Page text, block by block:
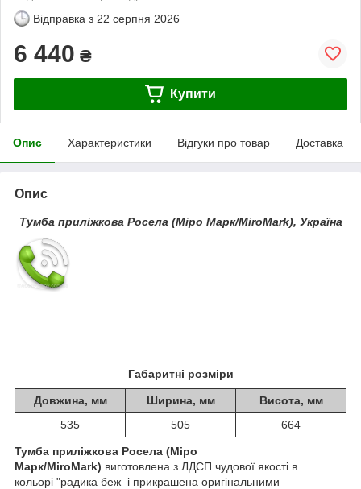
Відправка з 22 серпня 2026
6 440 ₴
Купити
Опис Характеристики Відгуки про товар Доставка
Опис
Тумба приліжкова Росела (Міро Марк/MiroMark), Україна
Габаритні розміри
Довжина, мм Ширина, мм
Висота, мм
535
505 664
Тумба приліжкова Росела (Міро
Марк/MiroMark) виготовлена з ЛДСП чудової якості в
кольорі "радика беж і прикрашена оригінальними